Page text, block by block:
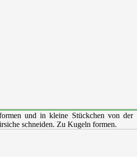
und in kleine Stückchen von der
schneiden. Zu Kugeln formen.